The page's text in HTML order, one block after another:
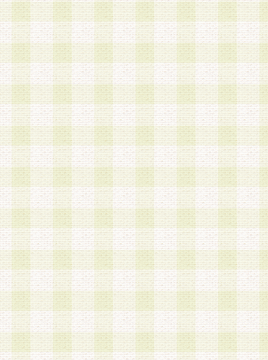
第4条 ログインIDおよびパスワードの管理
1.会員は、会員登録後、本サイト内にて本サービ
加する際には、前条に基づき当社から付与された
スワードを使用するものとします。
2.登録の際に当社が付与したログインIDおよびパ
の使用に関しては、全て会員本人がその責任を負
3.会員は、当社から付与されたログインIDおよび
貸与、名義変更、売買その他形態を問わず第三者
ならないものとします。
4.当社は、会員によるログインIDおよびパスワー
盗用など第三者の利用に伴う損害の発生について
き事由の有無、その他原因の如何を問わず、一切
のとします。
第5条 会員の登録情報
1.当社は、会員の登録情報に含まれる氏名・住所
アドレス等会員個人を識別できる情報を当社が別
シーポリシー
」に基づき適切に取り扱うものとし
は、当該個人情報を以下の各号に定める目的に利
す。なお、これら事項以外の目的で個人情報を利
かじめ会員の同意を得たうえで利用するものとし